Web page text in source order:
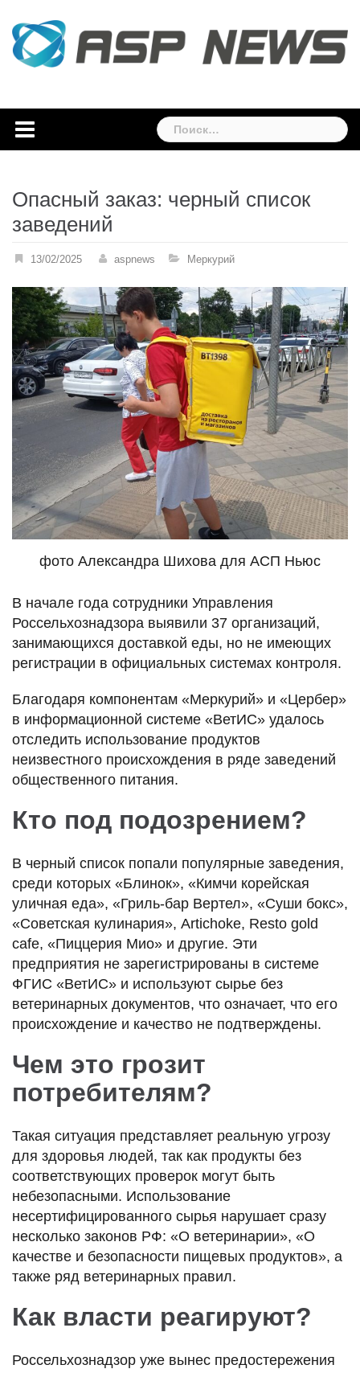
content
Найти:
Опасный заказ: черный список
заведений
13/02/2025 aspnews Меркурий
фото Александра Шихова для АСП Ньюс
В начале года сотрудники Управления
Россельхознадзора выявили 37 организаций,
занимающихся доставкой еды, но не имеющих
регистрации в официальных системах контроля.
Благодаря компонентам «Меркурий» и «Цербер»
в информационной системе «ВетИС» удалось
отследить использование продуктов
неизвестного происхождения в ряде заведений
общественного питания.
Кто под подозрением?
В черный список попали популярные заведения,
среди которых «Блинок», «Кимчи корейская
уличная еда», «Гриль-бар Вертел», «Суши бокс»,
«Советская кулинария», Artichoke, Resto gold
cafe, «Пиццерия Мио» и другие. Эти
предприятия не зарегистрированы в системе
ФГИС «ВетИС» и используют сырье без
ветеринарных документов, что означает, что его
происхождение и качество не подтверждены.
Чем это грозит
потребителям?
Такая ситуация представляет реальную угрозу
для здоровья людей, так как продукты без
соответствующих проверок могут быть
небезопасными. Использование
несертифицированного сырья нарушает сразу
несколько законов РФ: «О ветеринарии», «О
качестве и безопасности пищевых продуктов», а
также ряд ветеринарных правил.
Как власти реагируют?
Россельхознадзор уже вынес предостережения